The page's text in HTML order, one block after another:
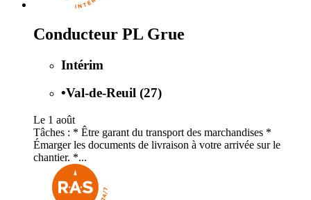
Conducteur PL Grue
Intérim
•Val-de-Reuil (27)
Le 1 août
Tâches : * Être garant du transport des marchandises *
Émarger les documents de livraison à votre arrivée sur le
chantier. *...